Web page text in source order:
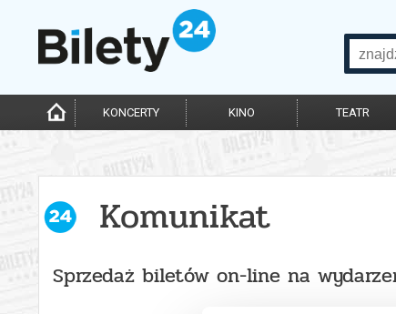
KONCERTY KINO TEATR
Komunikat
Sprzedaż biletów on-line na